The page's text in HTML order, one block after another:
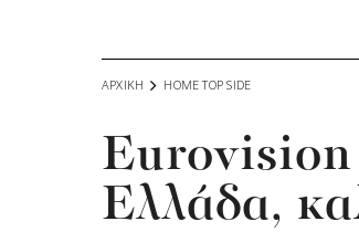
ΑΡΧΙΚΗ HOME TOP SIDE
Eurovision
Ελλάδα,